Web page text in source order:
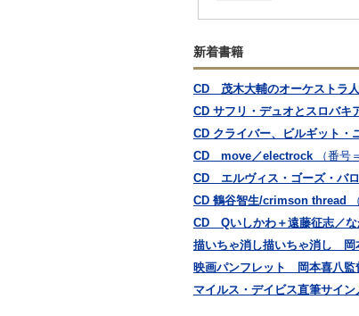
新着書籍
CD 茂木大輔のオーケストラ
CD サフリ・デュオとスロバキ
CD クライバー、ビルギット
CD move／electrock
（番号
CD エルヴィス・ゴーズ・バ
CD 鶴谷智生/crimson thread
CD Qいしかわ＋遠藤征志／な
描いちゃ消し描いちゃ消し
映画パンフレット 岡本喜八
マイルス・デイビス直筆サイ